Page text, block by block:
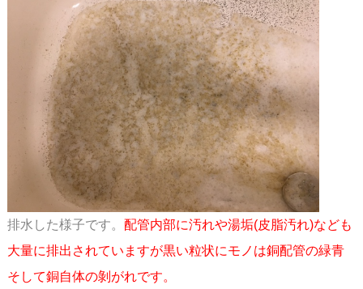
排水した様子です。 配管内部に汚れや湯垢(皮脂汚れ)なども
大量に排出されていますが黒い粒状にモノは銅配管の緑青
そして銅自体の剝がれです。